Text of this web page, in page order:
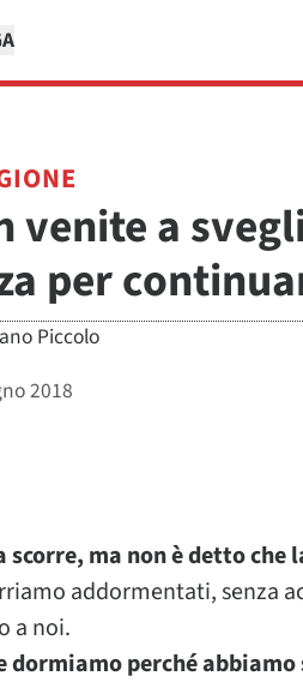
venite a
per
Piccolo
2018
scorre, ma non è detto che
addormentati, senza
a noi.
dormiamo perché